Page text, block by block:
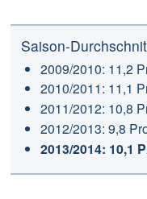
Saison-
2009/2010: 11,2
2010/2011: 11,1
2011/2012: 10,8
2012/2013: 9,8
2013/2014: 10,1